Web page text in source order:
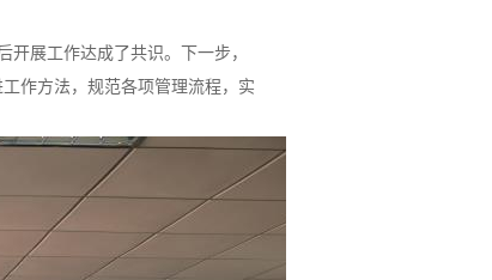
展工作达成了共识。下一步，
作方法，规范各项管理流程，实